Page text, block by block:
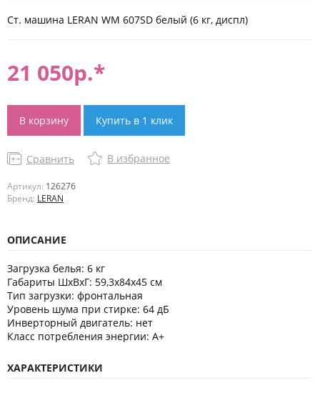
Ст. машина LERAN WM 607SD белый (6 кг, диспл)
21 050р.*
В корзину Купить в 1 клик
Сравнить В избранное
Артикул: 126276
Бренд: LERAN
ОПИСАНИЕ
Загрузка белья: 6 кг
Габариты ШхВхГ: 59,3х84х45 см
Тип загрузки: фронтальная
Уровень шума при стирке: 64 дБ
Инверторный двигатель: нет
Класс потребления энергии: A+
ХАРАКТЕРИСТИКИ